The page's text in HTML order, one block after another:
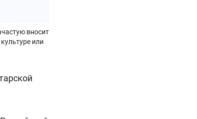
вносит
или